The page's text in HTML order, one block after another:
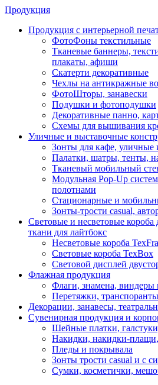
Продукция
Продукция с интерьерной
ФотоФоны текстильные
Тканевые баннеры,
плакаты, афиши
Скатерти декоративные
Чехлы на антикражные
ФотоШторы, занавески
Подушки и фотоподушки
Декоративные панно,
Схемы для вышивания
Уличные и выставочные
Зонты для кафе,
Палатки, шатры, тенты,
Тканевый мобильный
Модульная Pop-Up
полотнами
Стационарные и
Зонты-трости casual,
Световые и несветовые короба
ткани для лайтбокс
Несветовые короба
Световые короба TexBox
Световой дисплей
Флажная продукция
Флаги, знамена,
Перетяжки,
Декорации, занавесы,
Сувенирная продукция и
Шейные платки,
Накидки, накидки-
Пледы и покрывала
Зонты трости casual и с
Сумки, косметички,